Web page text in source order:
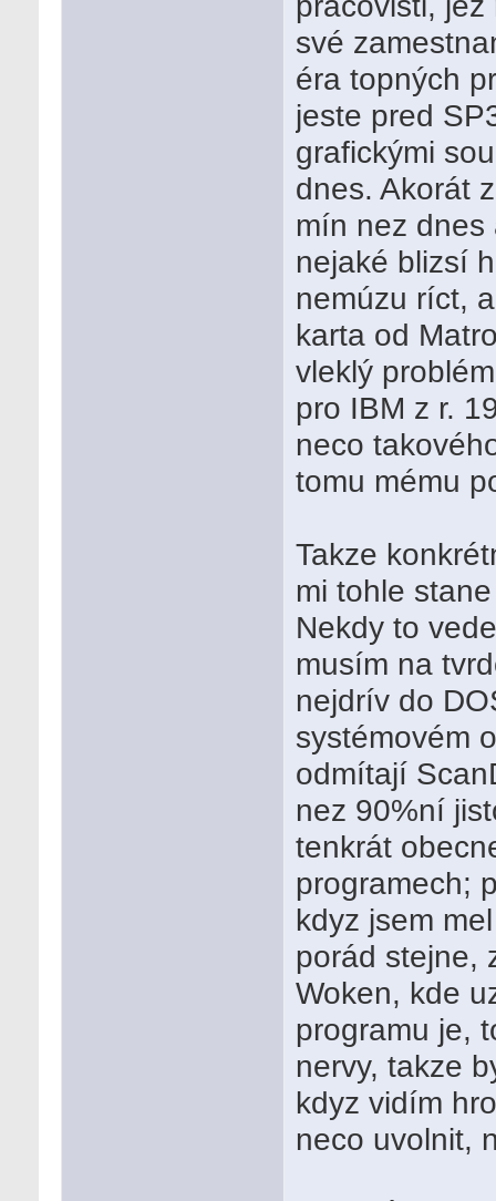
své
éra topných
jeste pred
grafickými
dnes. Akorát
mín nez dnes
nejaké blizsí
nemúzu ríct,
karta od
vleklý
pro IBM z r.
neco
tomu mému
Takze
mi tohle
Nekdy to
musím na
nejdrív do
systémovém
odmítají
nez 90%ní
tenkrát
programech;
kdyz jsem
porád stejne,
Woken, kde
programu je,
nervy, takze
kdyz vidím
neco uvolnit,